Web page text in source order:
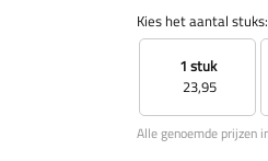
Kies het aantal stuks:
1 stuk
23,95
Alle genoemde prijzen